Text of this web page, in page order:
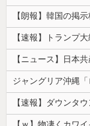
【朗報】韓国の掲
【ニュース】日本